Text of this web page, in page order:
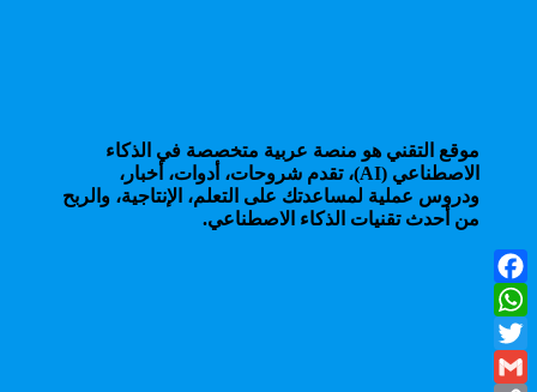
موقع التقني هو منصة عربية متخصصة في الذكاء
الاصطناعي (AI)، تقدم شروحات، أدوات، أخبار،
ودروس عملية لمساعدتك على التعلم، الإنتاجية، والربح
من أحدث تقنيات الذكاء الاصطناعي.
Facebook
WhatsApp
Twitter